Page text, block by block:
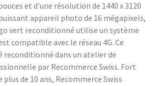
et d'une résolution de 1440 x 3120
appareil photo de 16 mégapixels,
go vert reconditionné utilise un système
compatible avec le réseau 4G. Ce
reconditionné dans un atelier de
par Recommerce Swiss. Fort
plus de 10 ans, Recommerce Swiss